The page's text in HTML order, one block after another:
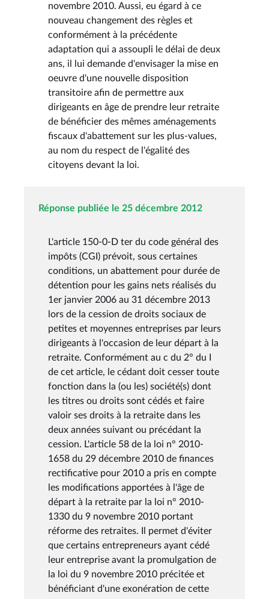
novembre 2010. Aussi, eu égard à ce
nouveau changement des règles et
conformément à la précédente
adaptation qui a assoupli le délai de deux
ans, il lui demande d'envisager la mise en
oeuvre d'une nouvelle disposition
transitoire afin de permettre aux
dirigeants en âge de prendre leur retraite
de bénéficier des mêmes aménagements
fiscaux d'abattement sur les plus-values,
au nom du respect de l'égalité des
citoyens devant la loi.
Réponse publiée le 25 décembre 2012
L'article 150-0-D ter du code général des
impôts (CGI) prévoit, sous certaines
conditions, un abattement pour durée de
détention pour les gains nets réalisés du
1er janvier 2006 au 31 décembre 2013
lors de la cession de droits sociaux de
petites et moyennes entreprises par leurs
dirigeants à l'occasion de leur départ à la
retraite. Conformément au c du 2° du I
de cet article, le cédant doit cesser toute
fonction dans la (ou les) société(s) dont
les titres ou droits sont cédés et faire
valoir ses droits à la retraite dans les
deux années suivant ou précédant la
cession. L'article 58 de la loi n° 2010-
1658 du 29 décembre 2010 de finances
rectificative pour 2010 a pris en compte
les modifications apportées à l'âge de
départ à la retraite par la loi n° 2010-
1330 du 9 novembre 2010 portant
réforme des retraites. Il permet d'éviter
que certains entrepreneurs ayant cédé
leur entreprise avant la promulgation de
la loi du 9 novembre 2010 précitée et
bénéficiant d'une exonération de cette